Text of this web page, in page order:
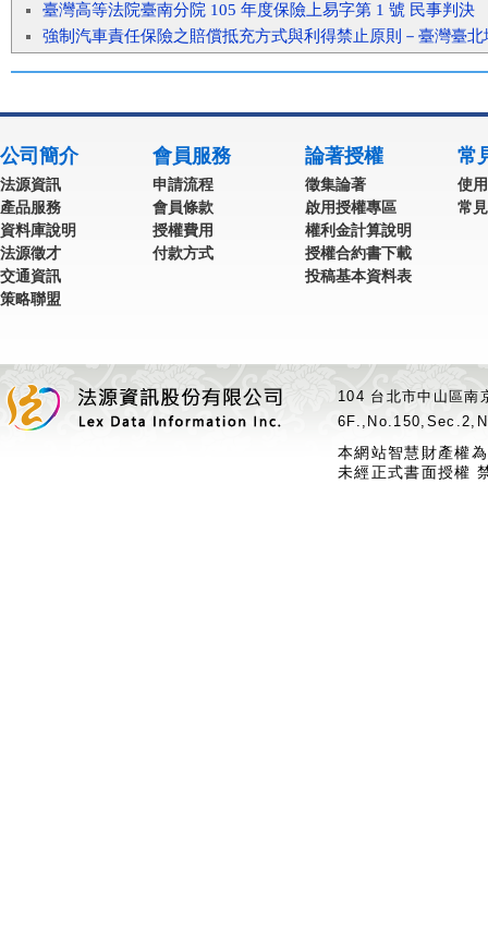
臺灣高等法院臺南分院 105 年度保險上易字第 1 號 民事判決
強制汽車責任保險之賠償抵充方式與利得禁止原則－臺灣臺
公司簡介
法源資訊
產品服務
資料庫說明
法源徵才
交通資訊
策略聯盟
會員服務
申請流程
會員條款
授權費用
付款方式
論著授權
徵集論著
啟用授權專區
權利金計算說明
授權合約書下載
投稿基本資料表
常
使
常
104 台北市中山區
本網站智慧財產權
未經正式書面授權